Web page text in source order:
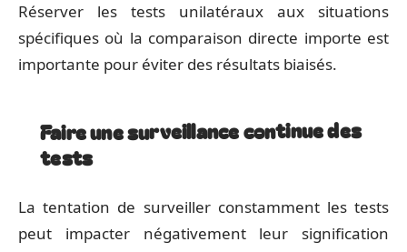
Réserver les tests unilatéraux aux situations
spécifiques où la comparaison directe importe est
importante pour éviter des résultats biaisés.
Faire une surveillance continue des
tests
La tentation de surveiller constamment les tests
peut impacter négativement leur signification